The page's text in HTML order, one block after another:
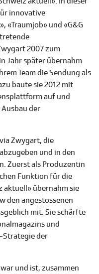
innovative
«Traumjob» und «G&G
2007 zum
Jahr später übernahm
Team die Sendung als
baute sie 2012 mit
auf und
der
Zwygart, die
und in den
Zuerst als Produzentin
Funktion für die
aktuell» übernahm sie
den angestossenen
mit. Sie schärfte
und
Strategie der
und ist, zusammen